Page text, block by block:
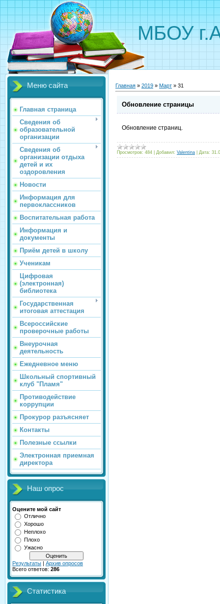
МБОУ
Меню сайта
Главная страница
Сведения об
образовательной
организации
Сведения об
организации отдыха
детей и их
оздоровления
Новости
Информация для
первоклассников
Воспитательная работа
Информация и
документы
Приём детей в школу
Ученикам
Цифровая
(электронная)
библиотека
Государственная
итоговая аттестация
Всероссийские
проверочные работы
Внеурочная
деятельность
Ежедневное меню
Школьный спортивный
клуб "Пламя"
Противодействие
коррупции
Прокурор разъясняет
Контакты
Полезные ссылки
Электронная приемная
директора
Наш опрос
Оцените мой сайт
Отлично
Хорошо
Неплохо
Плохо
Ужасно
Результаты | Архив опросов
Всего ответов: 286
Статистика
Главная » 2019 » Март » 31
Обновление страницы
Обновление страниц.
Просмотров: 484 Добавил: Valentina Дата: